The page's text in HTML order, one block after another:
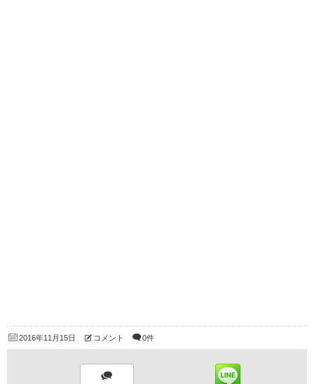
2016年11月15日 コメント 0件